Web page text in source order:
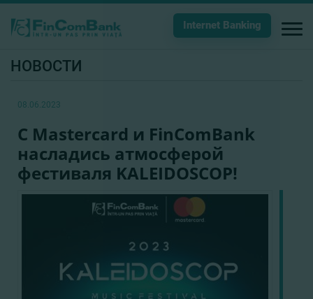
Internet Banking
НОВОСТИ
08.06.2023
C Mastercard и FinComBank
насладись атмосферой
фестиваля KALEIDOSCOP!